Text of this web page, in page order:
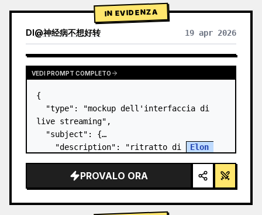
IN EVIDENZA
DI@神经病不想好转 19 apr 2026
VEDI PROMPT COMPLETO
{
  "type": "mockup dell'interfaccia di
live streaming",
  "subject": {
    "description": "ritratto di
Elon
shirt nera con una grafica tecnica
schematica bianca",
PROVALO ORA